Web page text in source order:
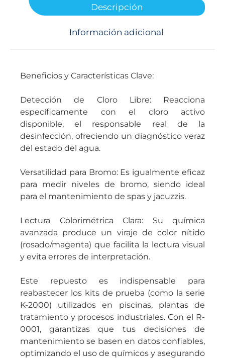
Descripción
Información adicional
Beneficios y Características Clave:
Detección de Cloro Libre: Reacciona
específicamente con el cloro activo
disponible, el responsable real de la
desinfección, ofreciendo un diagnóstico veraz
del estado del agua.
Versatilidad para Bromo: Es igualmente eficaz
para medir niveles de bromo, siendo ideal
para el mantenimiento de spas y jacuzzis.
Lectura Colorimétrica Clara: Su química
avanzada produce un viraje de color nítido
(rosado/magenta) que facilita la lectura visual
y evita errores de interpretación.
Este repuesto es indispensable para
reabastecer los kits de prueba (como la serie
K-2000) utilizados en piscinas, plantas de
tratamiento y procesos industriales. Con el R-
0001, garantizas que tus decisiones de
mantenimiento se basen en datos confiables,
optimizando el uso de químicos y asegurando